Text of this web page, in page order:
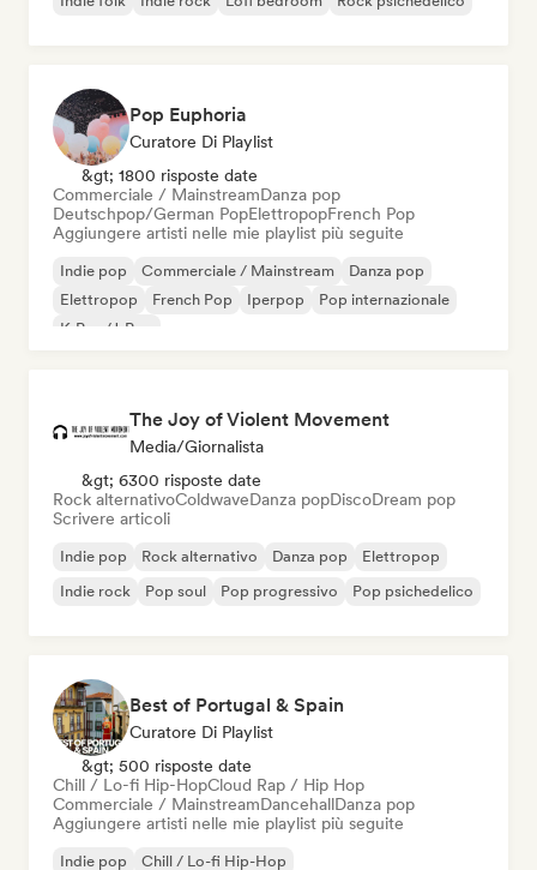
Pop Euphoria
Curatore Di Playlist
&gt; 1800 risposte date
Commerciale / MainstreamDanza pop
Deutschpop/German PopElettropopFrench Pop
Aggiungere artisti nelle mie playlist più seguite
Indie pop Commerciale / Mainstream
Danza pop
Elettropop
French Pop Iperpop
Pop internazionale
K-Pop/J-Pop
The Joy of Violent Movement
Media/Giornalista
&gt; 6300 risposte date
Rock alternativoColdwaveDanza popDiscoDream pop
Scrivere articoli
Indie pop Rock alternativo Danza pop
Elettropop
Indie rock
Pop soul Pop progressivo Pop psichedelico
Best of Portugal & Spain
Curatore Di Playlist
&gt; 500 risposte date
Chill / Lo-fi Hip-HopCloud Rap / Hip Hop
Commerciale / MainstreamDancehallDanza pop
Aggiungere artisti nelle mie playlist più seguite
Indie pop
Chill / Lo-fi Hip-Hop